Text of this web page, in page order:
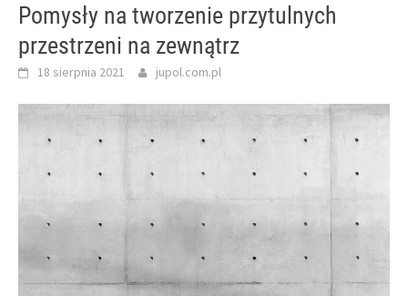
Pomysły na tworzenie przytulnych
przestrzeni na zewnątrz
18 sierpnia 2021 jupol.com.pl